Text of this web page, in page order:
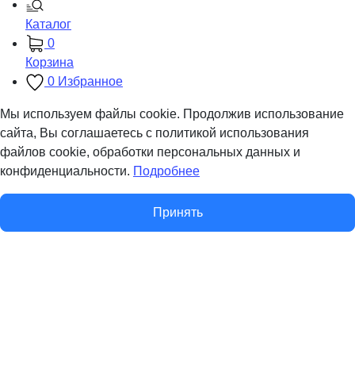
Каталог
0
Корзина
0 Избранное
Мы используем файлы cookie. Продолжив использование
сайта, Вы соглашаетесь с политикой использования
файлов cookie, обработки персональных данных и
конфиденциальности. Подробнее
Принять